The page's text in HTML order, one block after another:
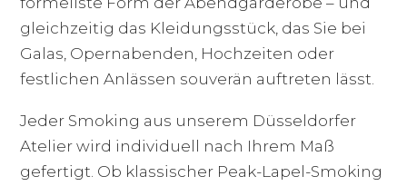
gleichzeitig das Kleidungsstück, das Sie bei
Galas, Opernabenden, Hochzeiten oder
festlichen Anlässen souverän auftreten lässt.
Jeder Smoking aus unserem Düsseldorfer
Atelier wird individuell nach Ihrem Maß
gefertigt. Ob klassischer Peak-Lapel-Smoking